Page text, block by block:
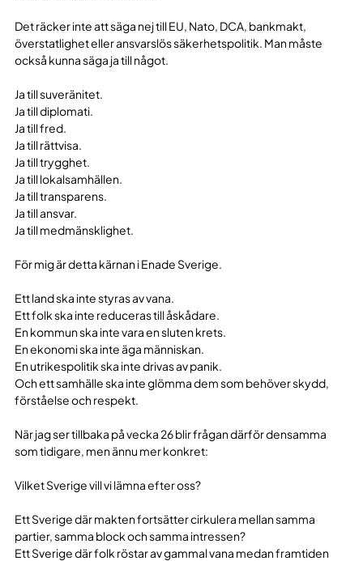
Det räcker inte att säga nej till EU, Nato, DCA, bankmakt,
överstatlighet eller ansvarslös säkerhetspolitik. Man måste
också kunna säga ja till något.
Ja till suveränitet.
Ja till diplomati.
Ja till fred.
Ja till rättvisa.
Ja till trygghet.
Ja till lokalsamhällen.
Ja till transparens.
Ja till ansvar.
Ja till medmänsklighet.
För mig är detta kärnan i Enade Sverige.
Ett land ska inte styras av vana.
Ett folk ska inte reduceras till åskådare.
En kommun ska inte vara en sluten krets.
En ekonomi ska inte äga människan.
En utrikespolitik ska inte drivas av panik.
Och ett samhälle ska inte glömma dem som behöver skydd,
förståelse och respekt.
När jag ser tillbaka på vecka 26 blir frågan därför densamma
som tidigare, men ännu mer konkret:
Vilket Sverige vill vi lämna efter oss?
Ett Sverige där makten fortsätter cirkulera mellan samma
partier, samma block och samma intressen?
Ett Sverige där folk röstar av gammal vana medan framtiden